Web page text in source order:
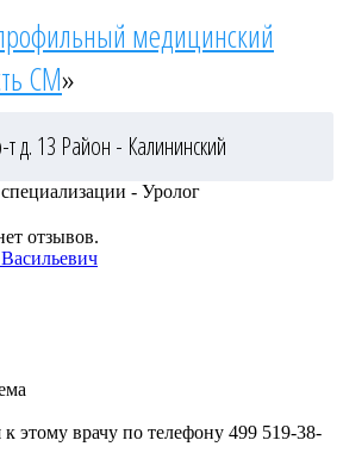
медицинский
СМ»
т д. 13 Район - Калининский
- Уролог
отзывов.
этому врачу по телефону 499 519-38-